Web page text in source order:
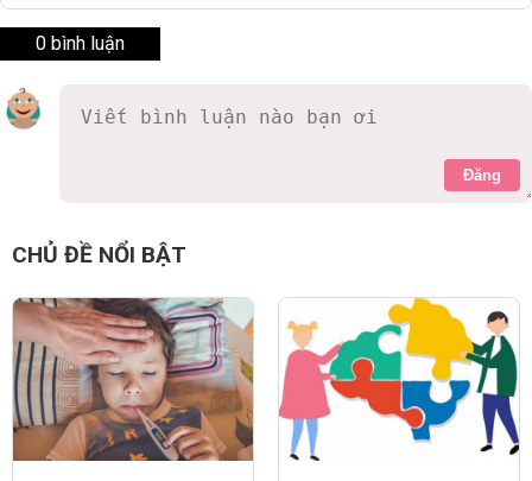
0 bình luận
Đăng
CHỦ ĐỀ NỔI BẬT